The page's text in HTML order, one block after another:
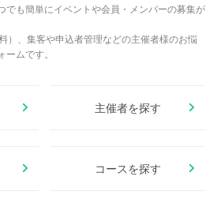
でも簡単にイベントや会員・メンバーの募集が
）、集客や申込者管理などの主催者様のお悩
ムです。
主催者を探す
コースを探す